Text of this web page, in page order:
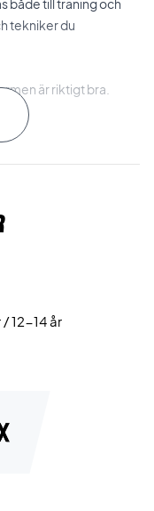
både till träning och
tekniker du
är riktigt bra.
12-14 år